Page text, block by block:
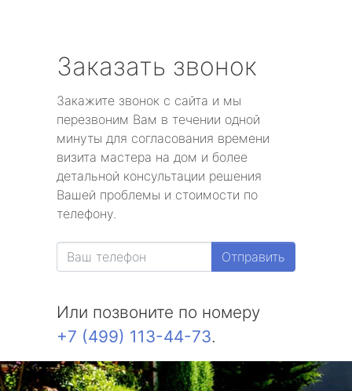
Заказать звонок
Закажите звонок с сайта и мы
перезвоним Вам в течении одной
минуты для согласования времени
визита мастера на дом и более
детальной консультации решения
Вашей проблемы и стоимости по
телефону.
Отправить
Или позвоните по номеру
+7 (499) 113-44-73.